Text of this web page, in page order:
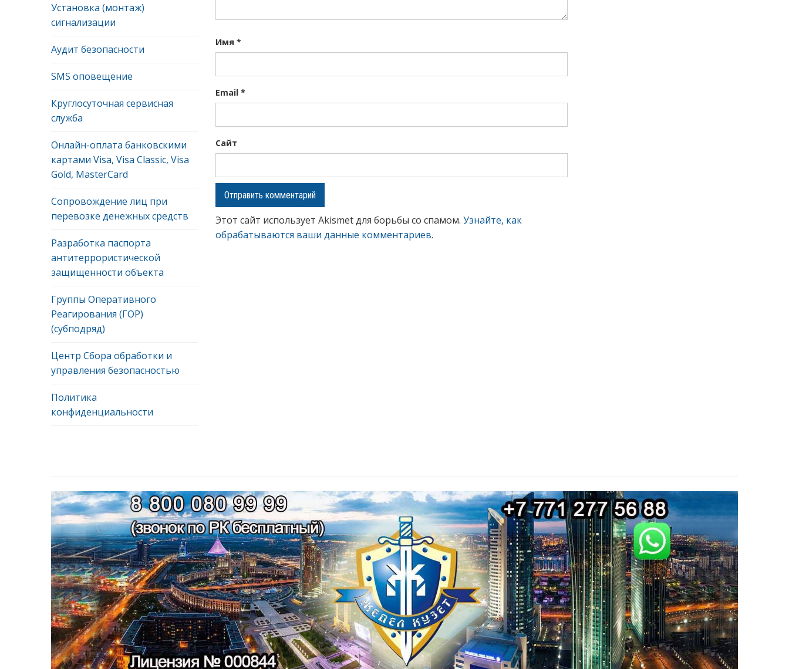
Установка (монтаж)
сигнализации
Аудит безопасности
SMS оповещение
Круглосуточная сервисная
служба
Онлайн-оплата банковскими
картами Visa, Visa Classic, Visa
Gold, MasterCard
Сопровождение лиц при
перевозке денежных средств
Разработка паспорта
антитеррористической
защищенности объекта
Группы Оперативного
Реагирования (ГОР)
(субподряд)
Центр Сбора обработки и
управления безопасностью
Политика
конфиденциальности
Имя *
Email *
Сайт
Этот сайт использует Akismet для борьбы со спамом. Узнайте, как
обрабатываются ваши данные комментариев.